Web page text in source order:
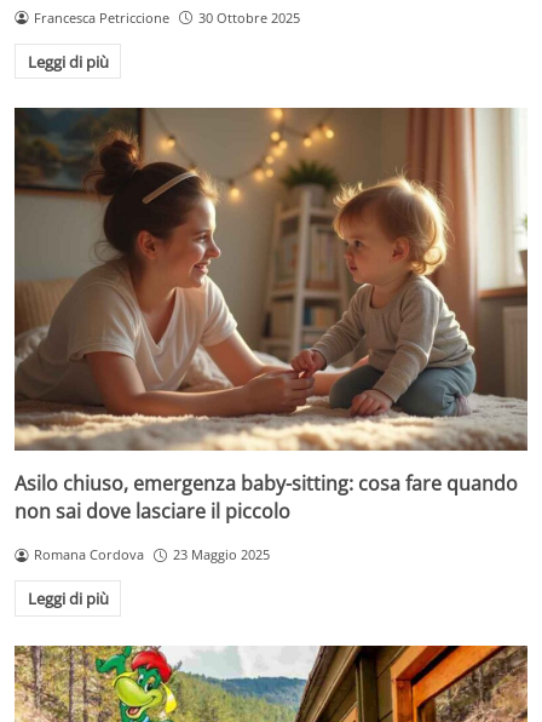
Francesca Petriccione 30 Ottobre 2025
Leggi di più
Asilo chiuso, emergenza baby-sitting: cosa fare quando
non sai dove lasciare il piccolo
Romana Cordova 23 Maggio 2025
Leggi di più